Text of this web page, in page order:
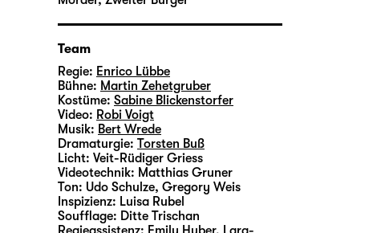
Team
Regie: Enrico Lübbe
Bühne: Martin Zehetgruber
Kostüme: Sabine Blickenstorfer
Video: Robi Voigt
Musik: Bert Wrede
Dramaturgie: Torsten Buß
Licht: Veit-Rüdiger Griess
Videotechnik: Matthias Gruner
Ton: Udo Schulze, Gregory Weis
Inspizienz: Luisa Rubel
Soufflage: Ditte Trischan